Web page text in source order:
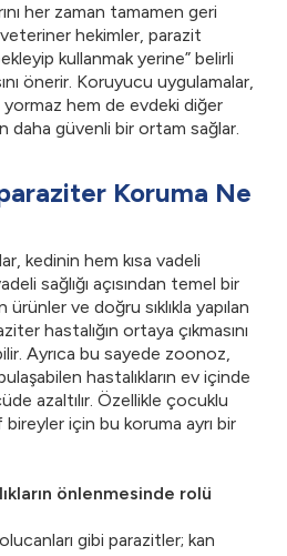
her zaman tamamen geri
hekimler, parazit
kullanmak yerine” belirli
önerir. Koruyucu uygulamalar,
yormaz hem de evdeki diğer
daha güvenli bir ortam sağlar.
Koruma Ne
kedinin hem kısa vadeli
sağlığı açısından temel bir
ürünler ve doğru sıklıkla yapılan
hastalığın ortaya çıkmasını
Ayrıca bu sayede zoonoz,
hastalıkların ev içinde
azaltılır. Özellikle çocuklu
bireyler için bu koruma ayrı bir
önlenmesinde rolü
gibi parazitler; kan